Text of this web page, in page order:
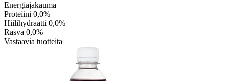
Energiajakauma
Proteiini 0,0%
Hiilihydraatti 0,0%
Rasva 0,0%
Vastaavia tuotteita